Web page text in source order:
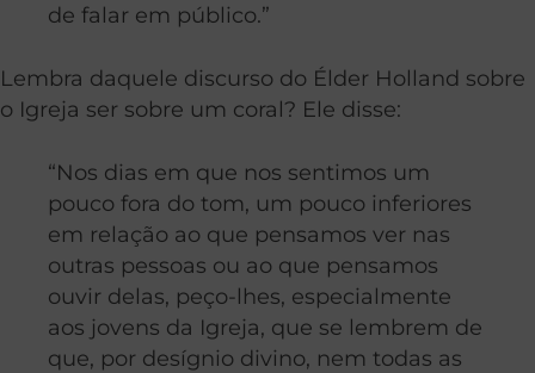
de falar em público.”
Lembra daquele discurso do Élder Holland sobre
o Igreja ser sobre um coral? Ele disse:
“Nos dias em que nos sentimos um
pouco fora do tom, um pouco inferiores
em relação ao que pensamos ver nas
outras pessoas ou ao que pensamos
ouvir delas, peço-lhes, especialmente
aos jovens da Igreja, que se lembrem de
que, por desígnio divino, nem todas as